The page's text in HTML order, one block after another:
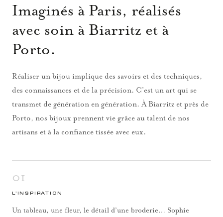
Imaginés à Paris, réalisés
avec soin à Biarritz et à
Porto.
Réaliser un bijou implique des savoirs et des techniques,
des connaissances et de la précision. C’est un art qui se
transmet de génération en génération. À Biarritz et près de
Porto, nos bijoux prennent vie grâce au talent de nos
artisans et à la confiance tissée avec eux.
01
L’INSPIRATION
Un tableau, une fleur, le détail d’une broderie… Sophie